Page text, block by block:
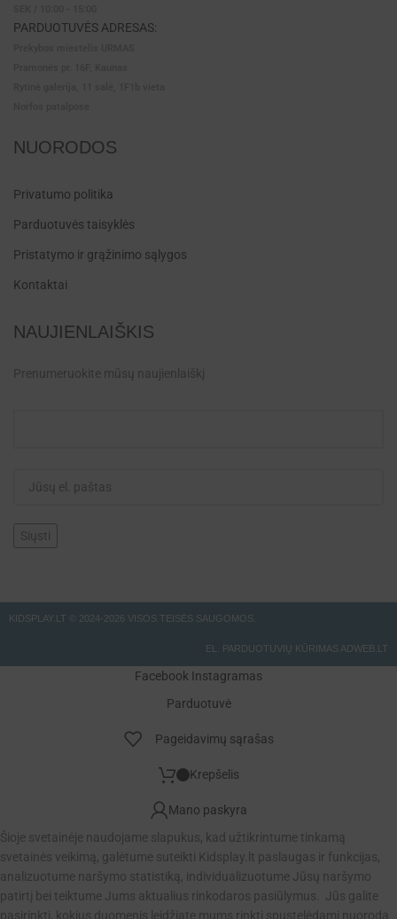
PARDUOTUVĖS ADRESAS:
NUORODOS
Privatumo politika
Parduotuvės taisyklės
Pristatymo ir grąžinimo sąlygos
Kontaktai
NAUJIENLAIŠKIS
Prenumeruokite mūsų naujienlaiškį
KIDSPLAY.LT © 2024-2026 VISOS TEISĖS SAUGOMOS.
EL. PARDUOTUVIŲ KŪRIMAS ADWEB.LT
Facebook Instagramas
Parduotuvė
Pageidavimų sąrašas
Krepšelis
Mano paskyra
Šioje svetainėje naudojame slapukus, kad užtikrintume tinkamą
svetainės veikimą, galėtume suteikti Kidsplay.lt paslaugas ir funkcijas,
analizuotume naršymo statistiką, individualizuotume Jūsų naršymo
patirtį bei teiktume Jums aktualius rinkodaros pasiūlymus. Jūs galite
pasirinkti, kokius duomenis leidžiate mums rinkti spustelėdami nuorodą